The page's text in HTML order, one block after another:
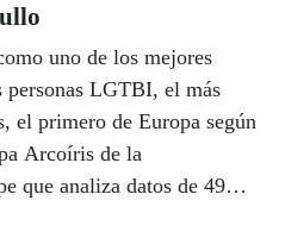
uno de los mejores
personas LGTBI, el más
el primero de Europa según
Arcoíris de la
que analiza datos de 49